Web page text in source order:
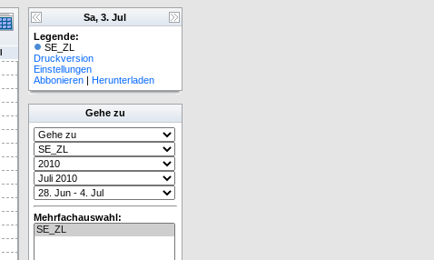
Sa, 3. Jul
Legende:
SE_ZL
Druckversion
Einstellungen
Abbonieren | Herunterladen
Gehe zu
Mehrfachauswahl: